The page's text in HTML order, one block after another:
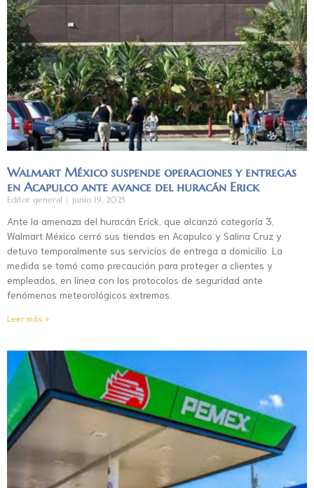
Walmart México suspende operaciones y entregas
en Acapulco ante avance del huracán Erick
Editor general junio 19, 2025
Ante la amenaza del huracán Erick, que alcanzó categoría 3,
Walmart México cerró sus tiendas en Acapulco y Salina Cruz y
detuvo temporalmente sus servicios de entrega a domicilio. La
medida se tomó como precaución para proteger a clientes y
empleados, en línea con los protocolos de seguridad ante
fenómenos meteorológicos extremos.
Leer más »